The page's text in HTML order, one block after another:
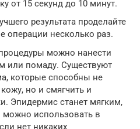
от 15 секунд до 10 минут.
результата проделайте
операции несколько раз.
можно нанести
или помаду. Существуют
которые способны не
но и смягчить и
Эпидермис станет мягким,
использовать в
нет никаких